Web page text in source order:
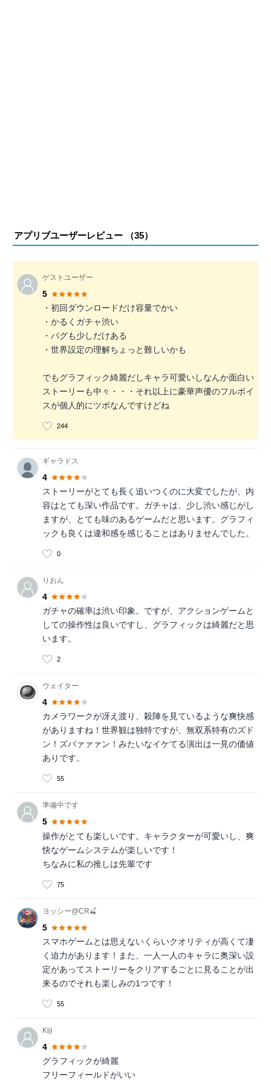
アプリブユーザーレビュー （35）
ゲストユーザー
5
・初回ダウンロードだけ容量でかい
・かるくガチャ渋い
・バグも少しだけある
・世界設定の理解ちょっと難しいかも
でもグラフィック綺麗だしキャラ可愛いしなんか面白い
ストーリーも中々・・・それ以上に豪華声優のフルボイ
スが個人的にツボなんですけどね
244
ギャラドス
4
ストーリーがとても長く追いつくのに大変でしたが、内
容はとても深い作品です。ガチャは、少し渋い感じがし
ますが、とても味のあるゲームだと思います。グラフィ
ックも良くは違和感を感じることはありませんでした。
0
りおん
4
ガチャの確率は渋い印象。ですが、アクションゲームと
しての操作性は良いですし、グラフィックは綺麗だと思
います。
2
ウェイター
4
カメラワークが冴え渡り、殺陣を見ているような爽快感
がありますね！世界観は独特ですが、無双系特有のズド
ン！ズバァァァン！みたいなイケてる演出は一見の価値
ありです。
55
準備中です
5
操作がとても楽しいです。キャラクターが可愛いし、爽
快なゲームシステムが楽しいです！
ちなみに私の推しは先輩です
75
ヨッシー@CR🍒
5
スマホゲームとは思えないくらいクオリティが高くて凄
く迫力があります！また、一人一人のキャラに奥深い設
定があってストーリーをクリアするごとに見ることが出
来るのでそれも楽しみの1つです！
55
Kiji
4
グラフィックが綺麗
フリーフィールドがいい